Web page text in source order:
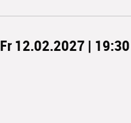
Fr 12.02.2027 | 19:30